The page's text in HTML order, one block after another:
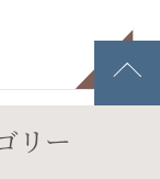
する英国調
外ドラマ…
リー